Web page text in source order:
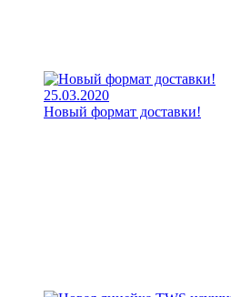
25.03.2020
Новый формат доставки!